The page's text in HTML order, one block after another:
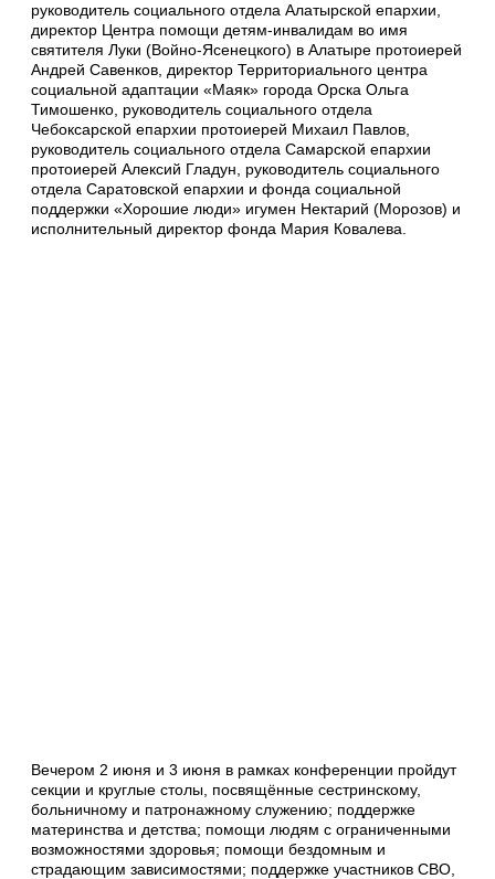
руководитель социального отдела Алатырской епархии,
директор Центра помощи детям-инвалидам во имя
святителя Луки (Войно-Ясенецкого) в Алатыре протоиерей
Андрей Савенков, директор Территориального центра
социальной адаптации «Маяк» города Орска Ольга
Тимошенко, руководитель социального отдела
Чебоксарской епархии протоиерей Михаил Павлов,
руководитель социального отдела Самарской епархии
протоиерей Алексий Гладун, руководитель социального
отдела Саратовской епархии и фонда социальной
поддержки «Хорошие люди» игумен Нектарий (Морозов) и
исполнительный директор фонда Мария Ковалева.
Вечером 2 июня и 3 июня в рамках конференции пройдут
секции и круглые столы, посвящённые сестринскому,
больничному и патронажному служению; поддержке
материнства и детства; помощи людям с ограниченными
возможностями здоровья; помощи бездомным и
страдающим зависимостями; поддержке участников СВО,